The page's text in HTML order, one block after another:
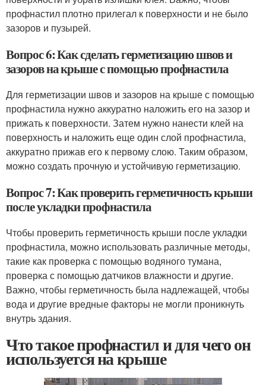
профнастил плотно прилегал к поверхности и не было
зазоров и пузырей.
Вопрос 6: Как сделать герметизацию швов и
зазоров на крыше с помощью профнастила
Для герметизации швов и зазоров на крыше с помощью
профнастила нужно аккуратно наложить его на зазор и
прижать к поверхности. Затем нужно нанести клей на
поверхность и наложить еще один слой профнастила,
аккуратно прижав его к первому слою. Таким образом,
можно создать прочную и устойчивую герметизацию.
Вопрос 7: Как проверить герметичность крыши
после укладки профнастила
Чтобы проверить герметичность крыши после укладки
профнастила, можно использовать различные методы,
такие как проверка с помощью водяного тумана,
проверка с помощью датчиков влажности и другие.
Важно, чтобы герметичность была надлежащей, чтобы
вода и другие вредные факторы не могли проникнуть
внутрь здания.
Что такое профнастил и для чего он
используется на крыше